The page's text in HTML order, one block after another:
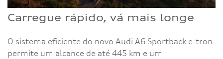
Carregue rápido, vá mais longe
O sistema eficiente do novo Audi A6 Sportback e-tron
permite um alcance de até 445 km e um